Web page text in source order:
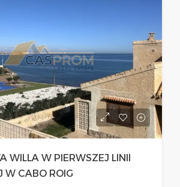
WILLA W PIERWSZEJ LINII
W CABO ROIG